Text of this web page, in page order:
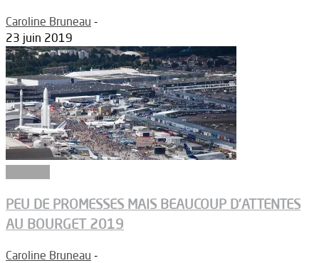
Caroline Bruneau -
23 juin 2019
PEU DE PROMESSES MAIS BEAUCOUP D’ATTENTES
AU BOURGET 2019
Caroline Bruneau -